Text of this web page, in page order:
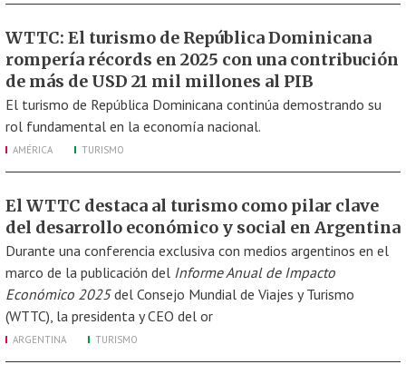
WTTC: El turismo de República Dominicana
rompería récords en 2025 con una contribución
de más de USD 21 mil millones al PIB
El turismo de República Dominicana continúa demostrando su
rol fundamental en la economía nacional.
AMÉRICA TURISMO
El WTTC destaca al turismo como pilar clave
del desarrollo económico y social en Argentina
Durante una conferencia exclusiva con medios argentinos en el
marco de la publicación del Informe Anual de Impacto
Económico 2025del Consejo Mundial de Viajes y Turismo
(WTTC), la presidenta y CEO del or
ARGENTINA TURISMO